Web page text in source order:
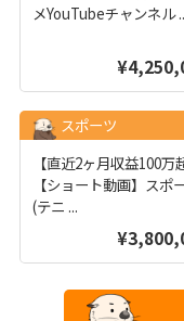
メYouTubeチャンネル
スポーツ
【直近2ヶ月収益100万
【ショート動画】スポ
(テニ ...